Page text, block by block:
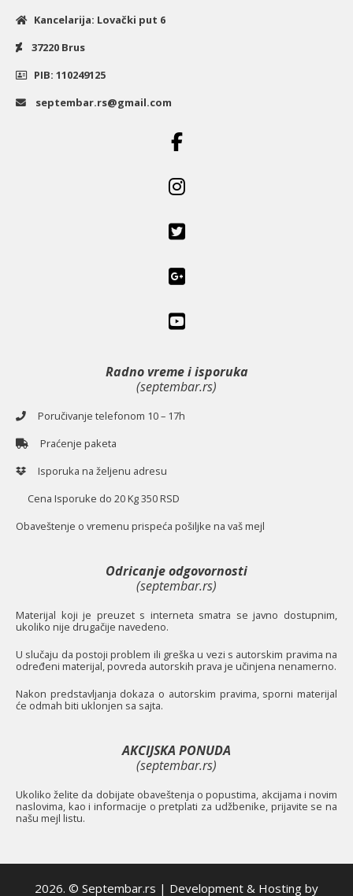
Kancelarija: Lovački put 6
37220 Brus
PIB: 110249125
septembar.rs@gmail.com
Radno vreme i isporuka
(septembar.rs)
Poručivanje telefonom 10 – 17h
Praćenje paketa
Isporuka na željenu adresu
Cena Isporuke do 20 Kg 350 RSD
Obaveštenje o vremenu prispeća pošiljke na vaš mejl
Odricanje odgovornosti
(septembar.rs)
Materijal koji je preuzet s interneta smatra se javno dostupnim,
ukoliko nije drugačije navedeno.
U slučaju da postoji problem ili greška u vezi s autorskim pravima na
određeni materijal, povreda autorskih prava je učinjena nenamerno.
Nakon predstavljanja dokaza o autorskim pravima, sporni materijal
će odmah biti uklonjen sa sajta.
AKCIJSKA PONUDA
(septembar.rs)
Ukoliko želite da dobijate obaveštenja o popustima, akcijama i novim
naslovima, kao i informacije o pretplati za udžbenike, prijavite se na
našu mejl listu.
2026. © Septembar.rs | Development & Hosting by